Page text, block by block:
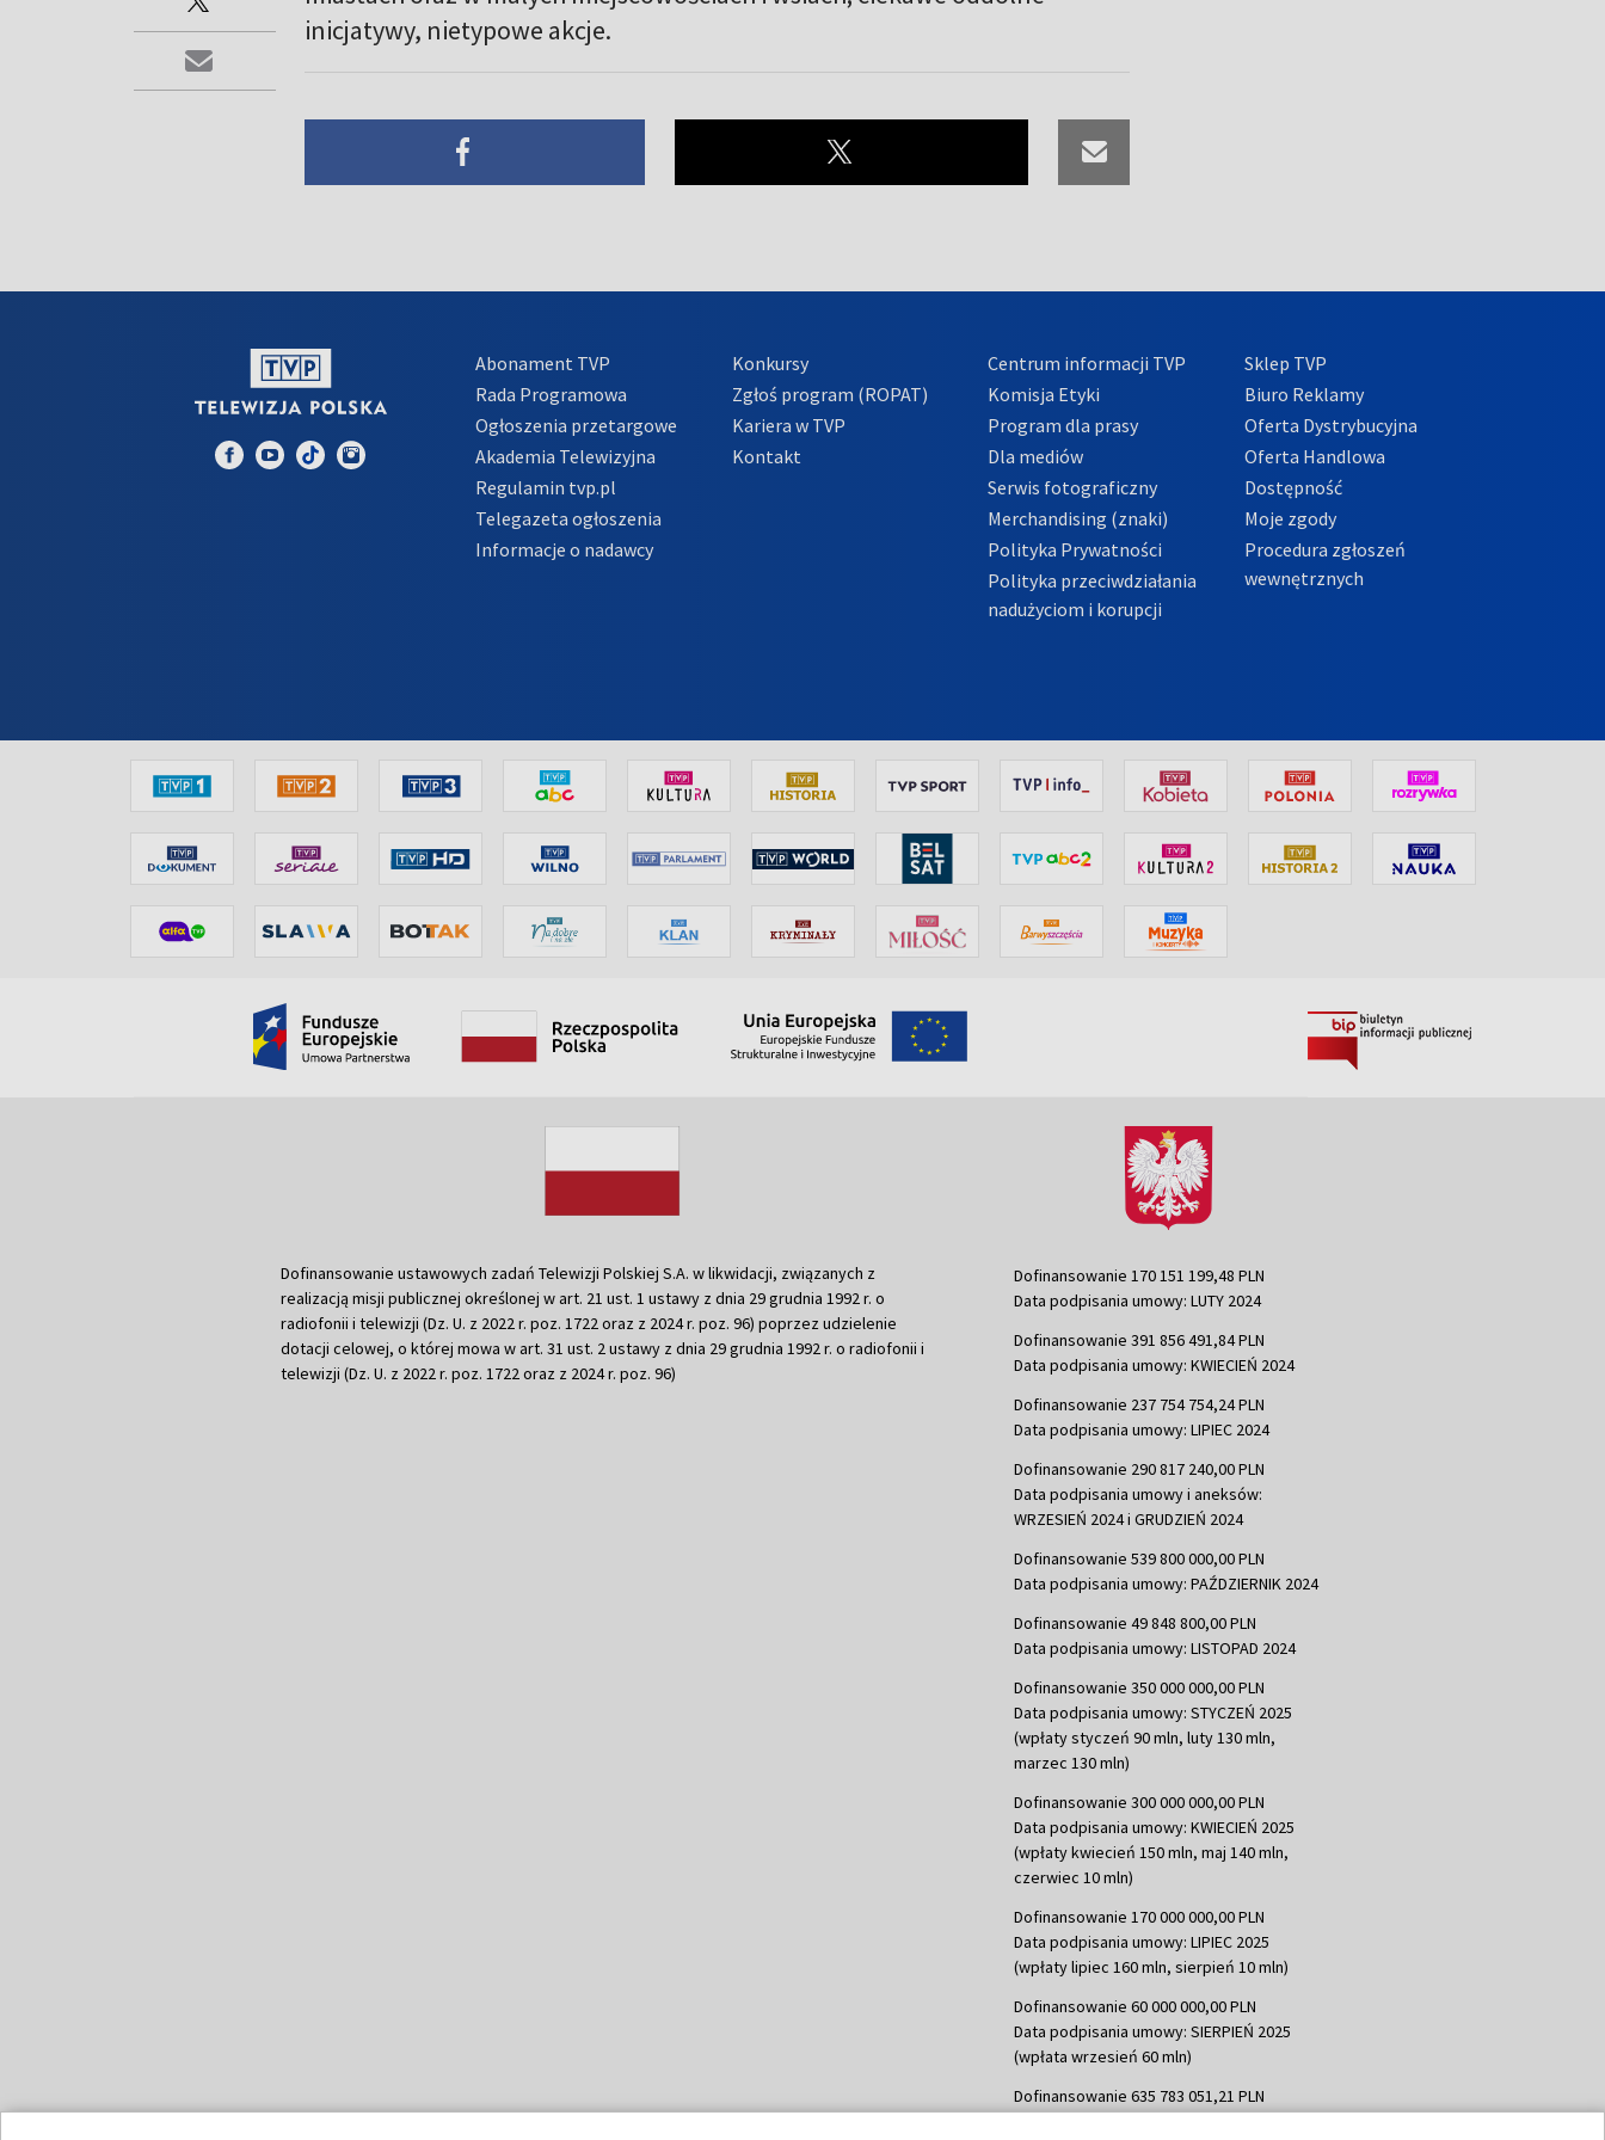
inicjatywy, nietypowe akcje.
Abonament TVP
Rada Programowa
Ogłoszenia przetargowe
Akademia Telewizyjna
Regulamin tvp.pl
Telegazeta ogłoszenia
Informacje o nadawcy
Konkursy
Zgłoś program (ROPAT)
Kariera w TVP
Kontakt
Centrum informacji TVP
Komisja Etyki
Program dla prasy
Dla mediów
Serwis fotograficzny
Merchandising (znaki)
Polityka Prywatności
Polityka przeciwdziałania
nadużyciom i korupcji
Sklep TVP
Biuro Reklamy
Oferta Dystrybucyjna
Oferta Handlowa
Dostępność
Moje zgody
Procedura zgłoszeń
wewnętrznych
Dofinansowanie ustawowych zadań Telewizji Polskiej S.A. w likwidacji, związanych z
realizacją misji publicznej określonej w art. 21 ust. 1 ustawy z dnia 29 grudnia 1992 r. o
radiofonii i telewizji (Dz. U. z 2022 r. poz. 1722 oraz z 2024 r. poz. 96) poprzez udzielenie
dotacji celowej, o której mowa w art. 31 ust. 2 ustawy z dnia 29 grudnia 1992 r. o radiofonii i
telewizji (Dz. U. z 2022 r. poz. 1722 oraz z 2024 r. poz. 96)
Dofinansowanie 170 151 199,48 PLN
Data podpisania umowy: LUTY 2024
Dofinansowanie 391 856 491,84 PLN
Data podpisania umowy: KWIECIEŃ 2024
Dofinansowanie 237 754 754,24 PLN
Data podpisania umowy: LIPIEC 2024
Dofinansowanie 290 817 240,00 PLN
Data podpisania umowy i aneksów:
WRZESIEŃ 2024 i GRUDZIEŃ 2024
Dofinansowanie 539 800 000,00 PLN
Data podpisania umowy: PAŹDZIERNIK 2024
Dofinansowanie 49 848 800,00 PLN
Data podpisania umowy: LISTOPAD 2024
Dofinansowanie 350 000 000,00 PLN
Data podpisania umowy: STYCZEŃ 2025
(wpłaty styczeń 90 mln, luty 130 mln,
marzec 130 mln)
Dofinansowanie 300 000 000,00 PLN
Data podpisania umowy: KWIECIEŃ 2025
(wpłaty kwiecień 150 mln, maj 140 mln,
czerwiec 10 mln)
Dofinansowanie 170 000 000,00 PLN
Data podpisania umowy: LIPIEC 2025
(wpłaty lipiec 160 mln, sierpień 10 mln)
Dofinansowanie 60 000 000,00 PLN
Data podpisania umowy: SIERPIEŃ 2025
(wpłata wrzesień 60 mln)
Dofinansowanie 635 783 051,21 PLN